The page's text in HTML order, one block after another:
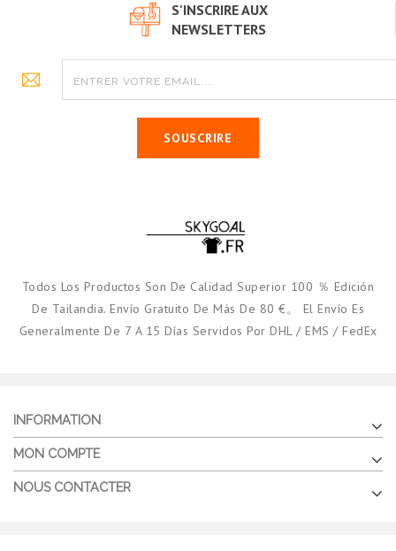
S'INSCRIRE AUX
NEWSLETTERS
SOUSCRIRE
Todos Los Productos Son De Calidad Superior 100 ％ Edición
De Tailandia. Envío Gratuito De Más De 80 €。 El Envío Es
Generalmente De 7 A 15 Días Servidos Por DHL / EMS / FedEx
INFORMATION
MON COMPTE
NOUS CONTACTER